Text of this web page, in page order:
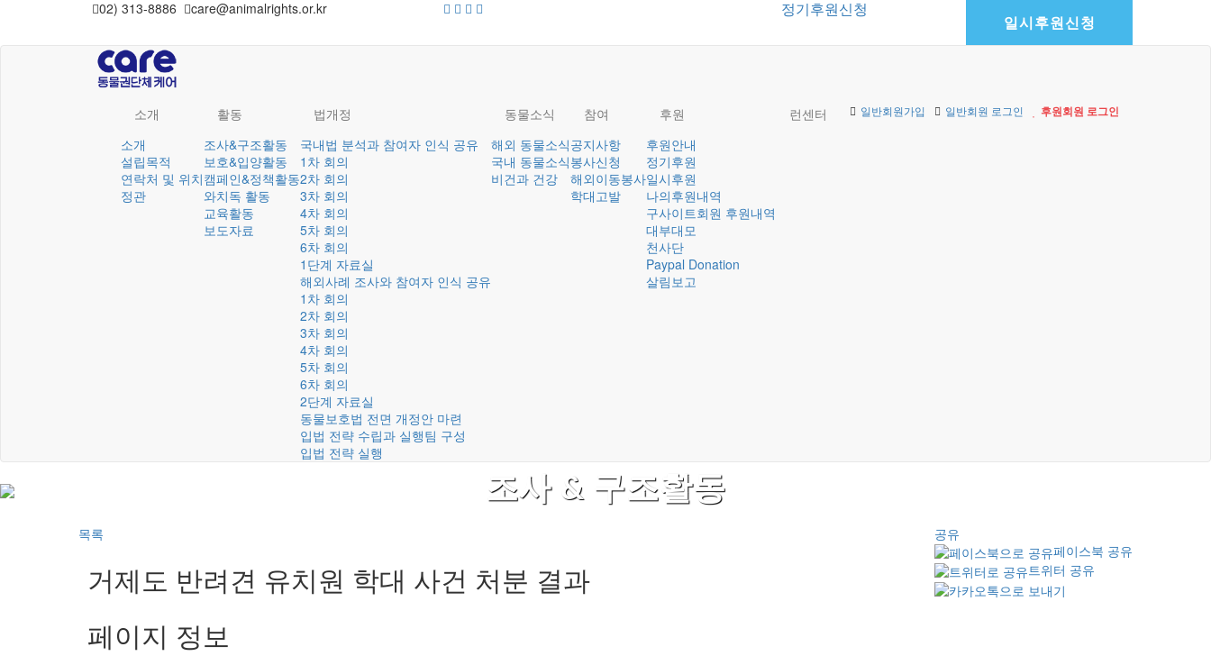
02) 313-8886 care@animalrights.or.kr 정기후원신청
일시후원신청
소개
소개
설립목적
연락처 및 위치
정관
활동
조사&구조활동
보호&입양활동
캠페인&정책활동
와치독 활동
교육활동
보도자료
법개정
국내법 분석과 참여자 인식 공유
1차 회의
2차 회의
3차 회의
4차 회의
5차 회의
6차 회의
1단계 자료실
해외사례 조사와 참여자 인식 공유
1차 회의
2차 회의
3차 회의
4차 회의
5차 회의
6차 회의
2단계 자료실
동물보호법 전면 개정안 마련
입법 전략 수립과 실행팀 구성
입법 전략 실행
동물소식
해외 동물소식
국내 동물소식
비건과 건강
참여
공지사항
봉사신청
해외이동봉사
학대고발
후원
후원안내
정기후원
일시후원
나의후원내역
구사이트회원 후원내역
대부대모
천사단
Paypal Donation
살림보고
런센터 일반회원가입 일반회원 로그인 후원회원 로그인
조사 & 구조활동
공유
페이스북 공유
트위터 공유
목록
거제도 반려견 유치원 학대 사건 처분 결과
페이지 정보